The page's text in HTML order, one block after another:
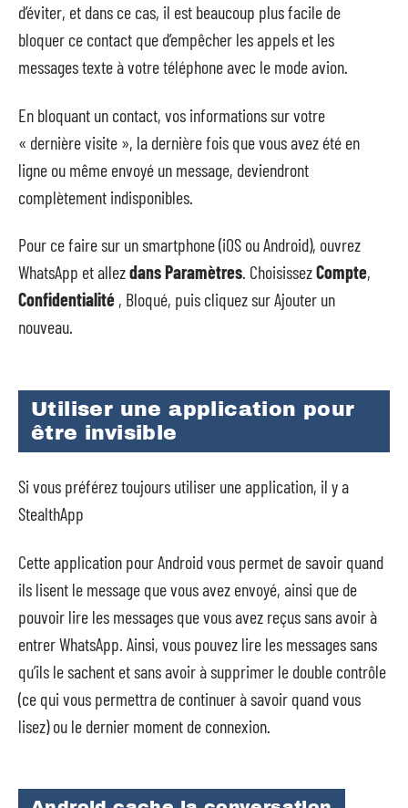
d’éviter, et dans ce cas, il est beaucoup plus facile de
bloquer ce contact que d’empêcher les appels et les
messages texte à votre téléphone avec le mode avion.
En bloquant un contact, vos informations sur votre
« dernière visite », la dernière fois que vous avez été en
ligne ou même envoyé un message, deviendront
complètement indisponibles.
Pour ce faire sur un smartphone (iOS ou Android), ouvrez
WhatsApp et allezdans Paramètres. ChoisissezCompte,
Confidentialité , Bloqué, puis cliquez sur Ajouter un
nouveau.
Utiliser une application pour
être invisible
Si vous préférez toujours utiliser une application, il y a
StealthApp
Cette application pour Android vous permet de savoir quand
ils lisent le message que vous avez envoyé, ainsi que de
pouvoir lire les messages que vous avez reçus sans avoir à
entrer WhatsApp. Ainsi, vous pouvez lire les messages sans
qu’ils le sachent et sans avoir à supprimer le double contrôle
(ce qui vous permettra de continuer à savoir quand vous
lisez) ou le dernier moment de connexion.